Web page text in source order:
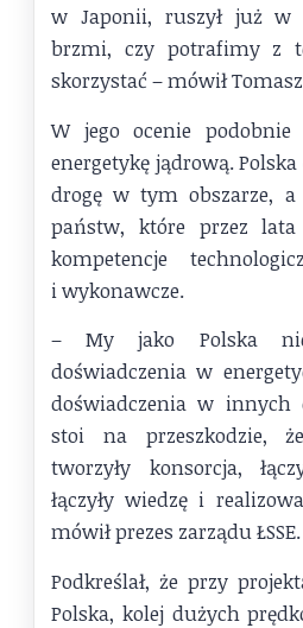
w Japonii, ruszył już w
brzmi, czy potrafimy z
skorzystać – mówił
W jego ocenie
energetykę jądrową.
drogę w tym obszarze,
państw, które przez lata
kompetencje
i wykonawcze.
– My jako Polska
doświadczenia w
doświadczenia w innych
stoi na przeszkodzie,
tworzyły konsorcja,
łączyły wiedzę i
mówił prezes zarządu ŁSSE.
Podkreślał, że przy
Polska, kolej dużych